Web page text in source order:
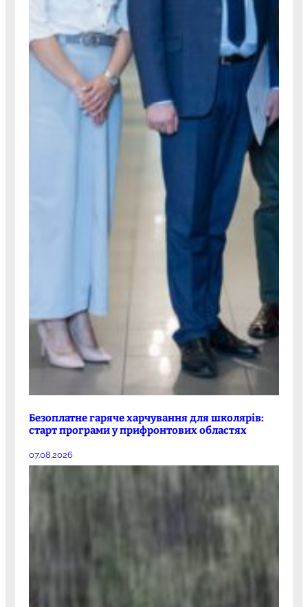
Безоплатне гаряче харчування для школярів:
старт програми у прифронтових областях
07.08.2026